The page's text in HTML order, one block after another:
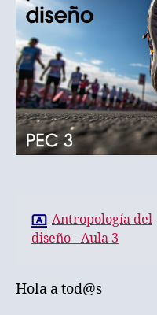
Antropología del
diseño - Aula 3
Hola a tod@s